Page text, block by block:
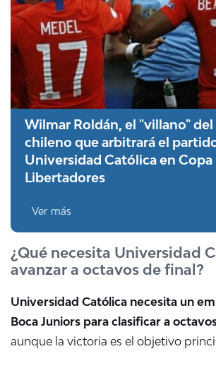
Wilmar Roldán, el "villano"
chileno que arbitrará el
Universidad Católica en Copa
Libertadores
Ver más
¿Qué necesita Universidad
avanzar a octavos de final?
Universidad Católica necesita un
Boca Juniors para clasificar a
aunque la victoria es el objetivo